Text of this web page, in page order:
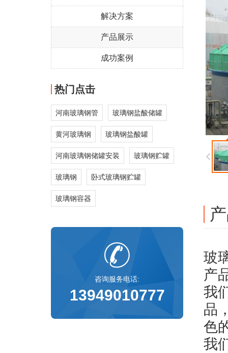
解决方案
产品展示
成功案例
热门点击
河南玻璃钢管 玻璃钢盐酸储罐
黄河玻璃钢 玻璃钢盐酸罐
河南玻璃钢储罐安装 玻璃钢贮罐
玻璃钢 卧式玻璃钢贮罐
玻璃钢容器
咨询服务电话:
13949010777
玻
产
我
品
色
我